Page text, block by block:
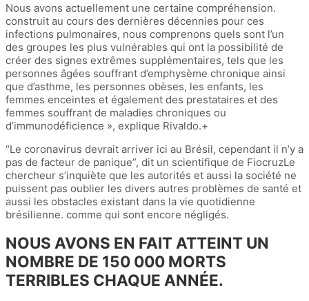
Nous avons actuellement une certaine compréhension.
construit au cours des dernières décennies pour ces
infections pulmonaires, nous comprenons quels sont l’un
des groupes les plus vulnérables qui ont la possibilité de
créer des signes extrêmes supplémentaires, tels que les
personnes âgées souffrant d’emphysème chronique ainsi
que d’asthme, les personnes obèses, les enfants, les
femmes enceintes et également des prestataires et des
femmes souffrant de maladies chroniques ou
d’immunodéficience », explique Rivaldo.+
“Le coronavirus devrait arriver ici au Brésil, cependant il n’y a
pas de facteur de panique”, dit un scientifique de FiocruzLe
chercheur s’inquiète que les autorités et aussi la société ne
puissent pas oublier les divers autres problèmes de santé et
aussi les obstacles existant dans la vie quotidienne
brésilienne. comme qui sont encore négligés.
NOUS AVONS EN FAIT ATTEINT UN
NOMBRE DE 150 000 MORTS
TERRIBLES CHAQUE ANNÉE.